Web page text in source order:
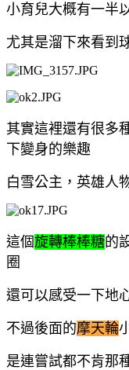
小育兒大概有一半
尤其是溜下來看到
其實這裡還有很多
下變身的樂趣
白雪公主，英雄人
這個旋轉棒棒糖的
圈
還可以感受一下地
不過後面的摩天輪
是連嘗試都不肯那